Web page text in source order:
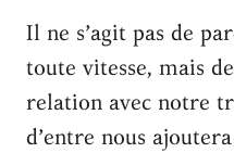
Il ne s’agit pas de
toute vitesse, mais
relation avec notre
d’entre nous